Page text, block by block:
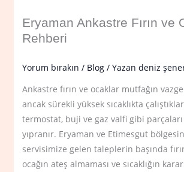
Eryaman Ankastre Fırın ve
Rehberi
Yorum bırakın / Blog / Yazan deniz
Ankastre fırın ve ocaklar mutfağın
ancak sürekli yüksek sıcaklıkta
termostat, buji ve gaz valfi gibi
yıpranır. Eryaman ve Etimesgut
servisimize gelen taleplerin başında
ocağın ateş almaması ve sıcaklığın